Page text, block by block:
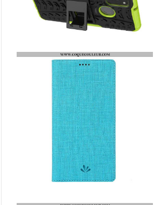
COQUE SAMSUNG GALAXY M21 ULTRA RÉSISTANTE